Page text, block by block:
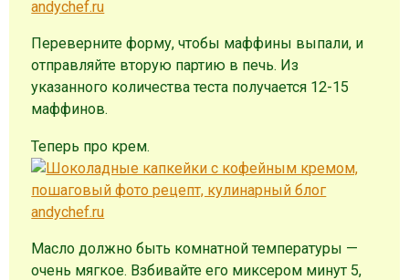
Переверните форму, чтобы маффины выпали, и
отправляйте вторую партию в печь. Из
указанного количества теста получается 12-15
маффинов.
Теперь про крем.
Масло должно быть комнатной температуры —
очень мягкое. Взбивайте его миксером минут 5,